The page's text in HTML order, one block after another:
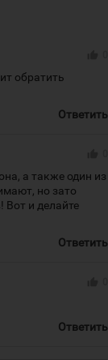
обратить
Ответить
а также один из
но зато
и делайте
Ответить
Ответить